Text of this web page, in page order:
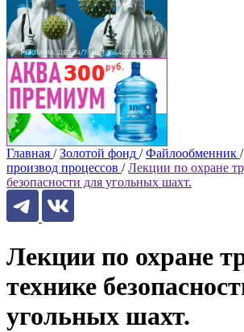
Главная / Золотой фонд / Файлообменник /
производ процессов / Лекции по охране
безопасности для угольных шахт.
Лекции по охране
технике
угольных шахт.